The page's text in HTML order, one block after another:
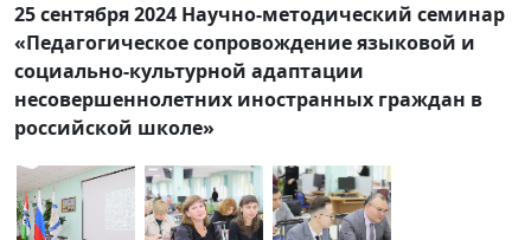
25 сентября 2024 Научно-методический семинар
«Педагогическое сопровождение языковой и
социально-культурной адаптации
несовершеннолетних иностранных граждан в
российской школе»